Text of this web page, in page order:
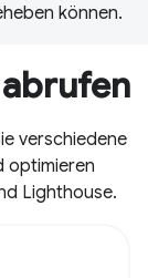
können.
verschiedene
optimieren
Lighthouse.